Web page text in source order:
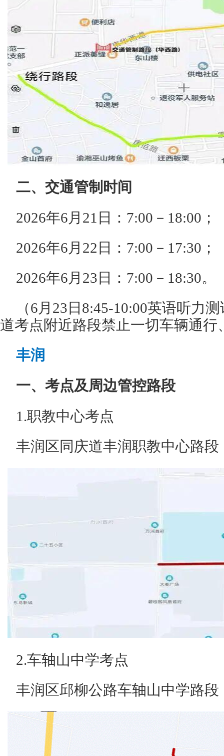
二、交通管制时间
2026年6月21日：7:00－18:00；
2026年6月22日：7:00－17:30；
2026年6月23日：7:00－18:30。
（6月23日8:45-10:00英语听力
道考点附近路段禁止一切车辆通行
丰润
一、考点及周边管控路段
1.职教中心考点
丰润区同庆道丰润职教中心路段
2.车轴山中学考点
丰润区邱柳公路车轴山中学路段